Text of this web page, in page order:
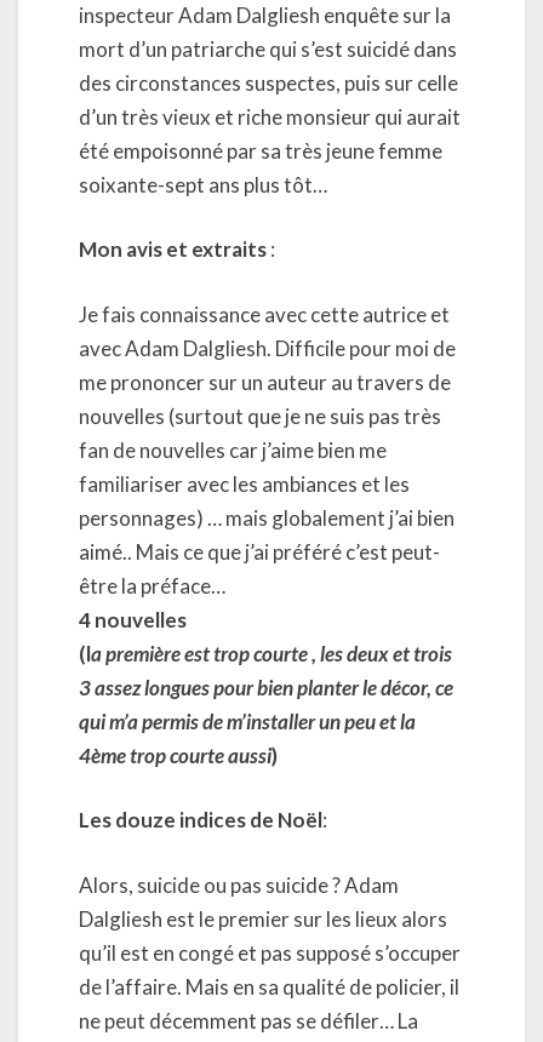
inspecteur Adam Dalgliesh enquête sur la
mort d’un patriarche qui s’est suicidé dans
des circonstances suspectes, puis sur celle
d’un très vieux et riche monsieur qui aurait
été empoisonné par sa très jeune femme
soixante-sept ans plus tôt…
Mon avis et extraits:
Je fais connaissance avec cette autrice et
avec Adam Dalgliesh. Difficile pour moi de
me prononcer sur un auteur au travers de
nouvelles (surtout que je ne suis pas très
fan de nouvelles car j’aime bien me
familiariser avec les ambiances et les
personnages) … mais globalement j’ai bien
aimé.. Mais ce que j’ai préféré c’est peut-
être la préface…
4 nouvelles
(la première est trop courte , les deux et trois
3 assez longues pour bien planter le décor, ce
qui m’a permis de m’installer un peu et la
4ème trop courte aussi)
Les douze indices de Noël:
Alors, suicide ou pas suicide ? Adam
Dalgliesh est le premier sur les lieux alors
qu’il est en congé et pas supposé s’occuper
de l’affaire. Mais en sa qualité de policier, il
ne peut décemment pas se défiler… La